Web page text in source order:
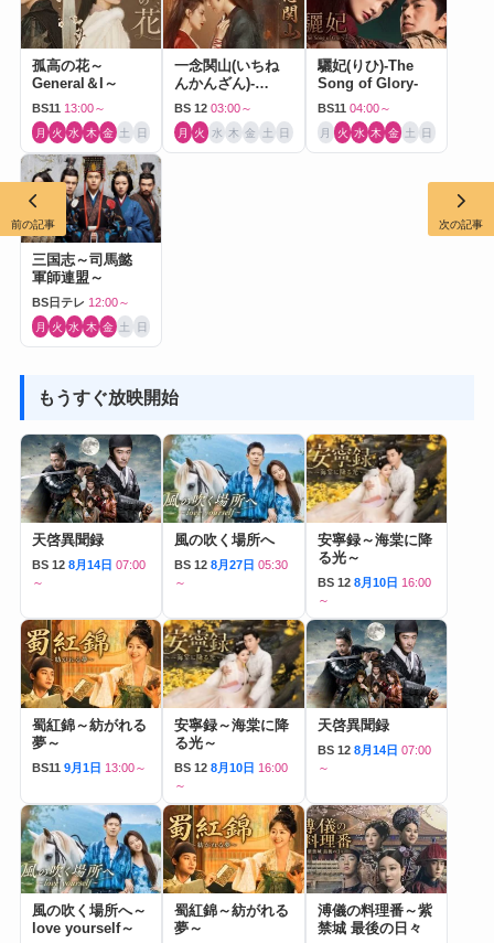
孤高の花～
General＆I～
BS11 13:00～
月 火 水 木 金 土 日
一念関山(いちね
んかんざん)-
Journey to Love-
BS 12 03:00～
月 火 水 木 金 土 日
驪妃(りひ)-The
Song of Glory-
BS11 04:00～
月 火 水 木 金 土 日
三国志～司馬懿
軍師連盟～
BS日テレ 12:00～
月 火 水 木 金 土 日
もうすぐ放映開始
天啓異聞録
BS 12 8月14日 07:00
～
風の吹く場所へ
BS 12 8月27日 05:30
～
安寧録～海棠に降
る光～
BS 12 8月10日 16:00
～
蜀紅錦～紡がれる
夢～
BS11 9月1日 13:00～
安寧録～海棠に降
る光～
BS 12 8月10日 16:00
～
天啓異聞録
BS 12 8月14日 07:00
～
風の吹く場所へ～
love yourself～
蜀紅錦～紡がれる
夢～
溥儀の料理番～紫
禁城 最後の日々
前の記事 次の記事